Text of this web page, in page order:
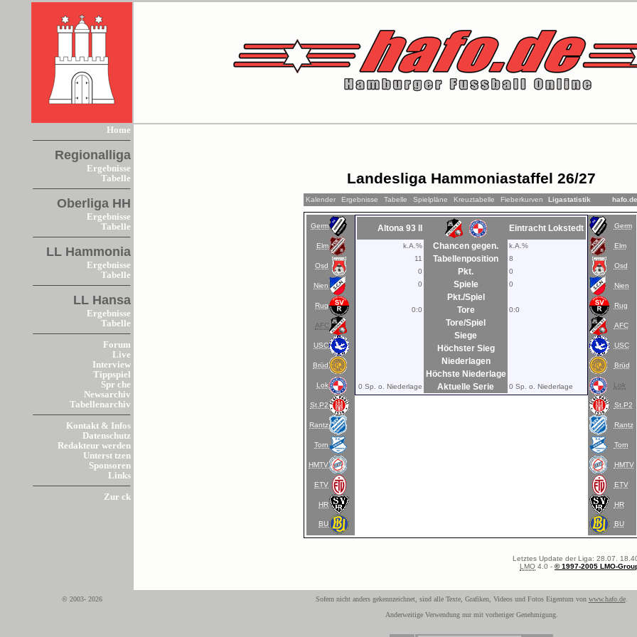
Home
Regionalliga
Ergebnisse
Tabelle
Oberliga HH
Ergebnisse
Tabelle
LL Hammonia
Ergebnisse
Tabelle
LL Hansa
Ergebnisse
Tabelle
Forum
Live
Interview
Tippspiel
Spr che
Newsarchiv
Tabellenarchiv
Kontakt & Infos
Datenschutz
Redakteur werden
Unterst tzen
Sponsoren
Links
Zur ck
Landesliga Hammoniastaffel 26/27
Kalender Ergebnisse Tabelle Spielpläne Kreuztabelle Fieberkurven Ligastatistik hafo.de
Germ
Elm
Osd
Nien
Rug
AFC
USC
Brüd
Lok
St.P2
Rantz
Torn
HMTV
ETV
HR
BU
Altona 93 II Eintracht Lokstedt
k.A.% Chancen gegen.
k.A.%
11
Tabellenposition
8
0
Pkt.
0
0
Spiele 0
Pkt./Spiel
0:0 Tore 0:0
Tore/Spiel
Siege
Höchster Sieg
Niederlagen
Höchste Niederlage
0 Sp. o. Niederlage Aktuelle Serie 0 Sp. o. Niederlage
Germ
Elm
Osd
Nien
Rug
AFC
USC
Brüd
Lok
St.P2
Rantz
Torn
HMTV
ETV
HR
BU
Letztes Update der Liga: 28.07.
LMO 4.0 - © 1997-2005 LMO-
© 2003- 2026 Sofern nicht anders gekennzeichnet, sind alle Texte, Grafiken, Videos und Fotos Eigentum von www.hafo.de.
Anderweitige Verwendung nur mit vorheriger Genehmigung.